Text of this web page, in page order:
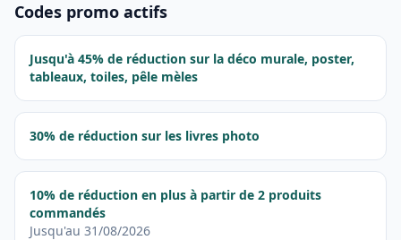
Codes promo actifs
Jusqu'à 45% de réduction sur la déco murale, poster,
tableaux, toiles, pêle mèles
30% de réduction sur les livres photo
10% de réduction en plus à partir de 2 produits
commandés
Jusqu'au 31/08/2026